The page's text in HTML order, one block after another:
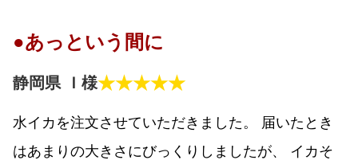
●あっという間に
静岡県 Ｉ様★★★★★
水イカを注文させていただきました。 届いたとき
はあまりの大きさにびっくりしましたが、 イカそ